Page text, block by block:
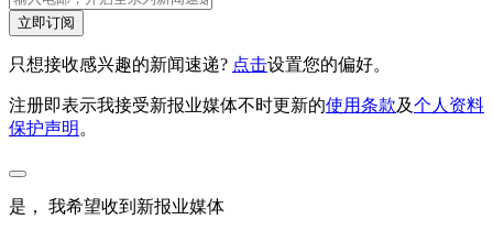
立即订阅
只想接收感兴趣的新闻速递? 点击设置您的偏好。
注册即表示我接受新报业媒体不时更新的使用条款及个人资料
保护声明 。
是， 我希望收到新报业媒体